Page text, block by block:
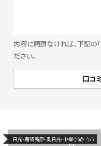
内容に問題なければ、下記の
ださい。
日光・霧降高原・奥日光・中禅寺湖・今市